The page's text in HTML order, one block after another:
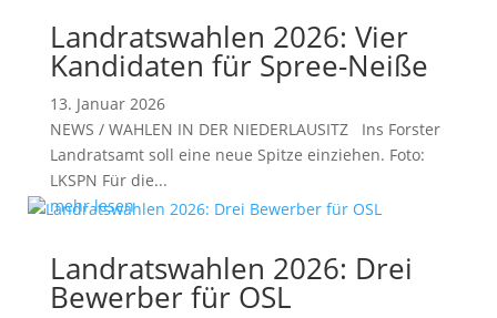
Landratswahlen 2026: Vier
Kandidaten für Spree-Neiße
13. Januar 2026
NEWS / WAHLEN IN DER NIEDERLAUSITZ Ins Forster
Landratsamt soll eine neue Spitze einziehen. Foto:
LKSPN Für die...
mehr lesen
Landratswahlen 2026: Drei
Bewerber für OSL